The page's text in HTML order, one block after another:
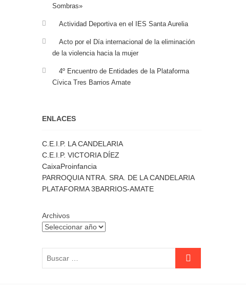
Sombras»
Actividad Deportiva en el IES Santa Aurelia
Acto por el Día internacional de la eliminación
de la violencia hacia la mujer
4º Encuentro de Entidades de la Plataforma
Cívica Tres Barrios Amate
ENLACES
C.E.I.P. LA CANDELARIA
C.E.I.P. VICTORIA DÍEZ
CaixaProinfancia
PARROQUIA NTRA. SRA. DE LA CANDELARIA
PLATAFORMA 3BARRIOS-AMATE
Archivos
Buscar